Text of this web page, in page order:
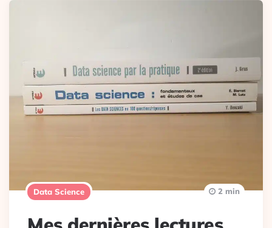
Data Science 2 min